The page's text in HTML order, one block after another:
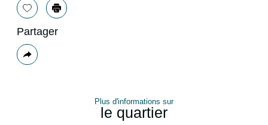
Sélectionner
Imprimer
Partager
Plus
de
Plus d'informations sur
le quartier